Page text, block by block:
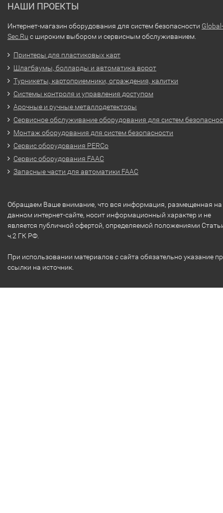
НАШИ ПРОЕКТЫ
Интернет-магазин оборудования для систем безопасности Global-
Sec.Ru с широким выбором и сервисным обслуживанием.
Принтеры для пластиковых карт
Шлагбаумы, болларды и автоматика ворот
Турникеты, картоприемники, ограждения, калитки
Системы контроля и управления доступом
Арочные и ручные металлодетекторы
Сервисное обслуживание оборудования для систем
Монтаж оборудования для систем безопасности
Сервис оборудования PERCo
Сервис оборудования FAAC
Запасные части для автоматики FAAC
Обращаем Ваше внимание, что вся информация, размещенная на
данном интернет-сайте, носит информационный характер и не
является публичной офертой, определяемой положениями
ч.2 ГК РФ.
При использовании материалов с сайта обязательно указание
ссылки на источник.